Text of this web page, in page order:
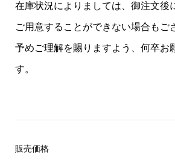
在庫状況によりましては、御注文後
ご用意することができない場合もご
予めご理解を賜りますよう、何卒お
す。
販売価格